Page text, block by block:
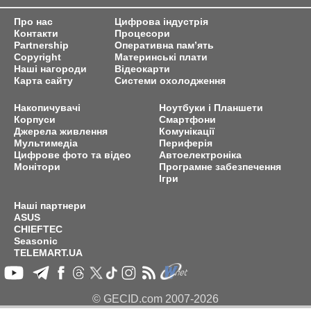
Про нас
Контакти
Partnership
Copyright
Наші нагороди
Карта сайту
Цифрова індустрія
Процесори
Оперативна пам’ять
Материнські плати
Відеокарти
Системи охолодження
Накопичувачі
Корпуси
Джерела живлення
Мультимедіа
Цифрове фото та відео
Монітори
Ноутбуки і Планшети
Смартфони
Комунікації
Периферія
Автоелектроніка
Програмне забезпечення
Ігри
Наші партнери
ASUS
CHIEFTEC
Seasonic
TELEMART.UA
© GECID.com 2007-2026